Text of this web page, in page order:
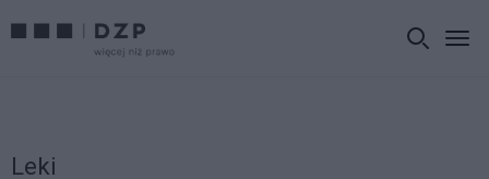
Leki